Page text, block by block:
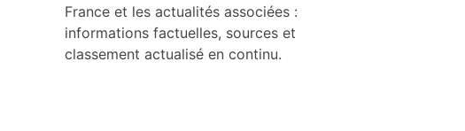
France et les actualités associées :
informations factuelles, sources et
classement actualisé en continu.